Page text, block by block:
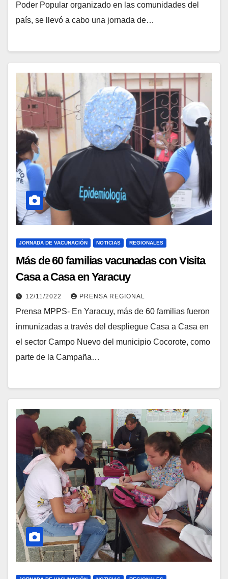
Poder Popular organizado en las comunidades del
país, se llevó a cabo una jornada de…
JORNADA DE VACUNACIÓN NOTICIAS REGIONALES
Más de 60 familias vacunadas con Visita
Casa a Casa en Yaracuy
12/11/2022 PRENSA REGIONAL
Prensa MPPS- En Yaracuy, más de 60 familias fueron
inmunizadas a través del despliegue Casa a Casa en
el sector Campo Nuevo del municipio Cocorote, como
parte de la Campaña…